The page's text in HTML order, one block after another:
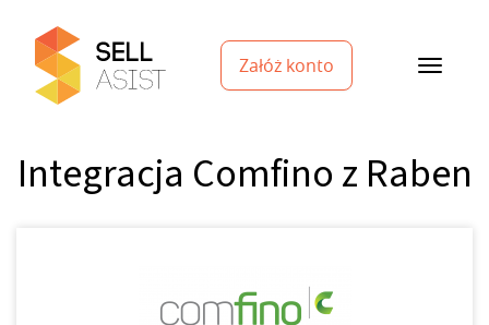
Załóż konto
Integracja Comfino z Raben